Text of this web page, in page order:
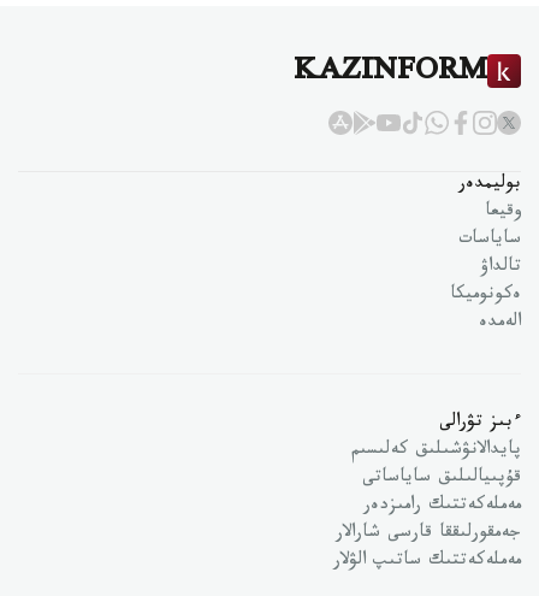
KAZINFORM
بوليمدەر
وقيعا
ساياسات
تالداۋ
ەكونوميكا
الەمدە
ءبىز تۋرالى
پايدالانۋشىلىق كەلىسىم
قۇپىيالىلىق ساياساتى
مەملەكەتتىك رامىزدەر
جەمقورلىققا قارسى شارالار
مەملەكەتتىك ساتىپ الۋلار